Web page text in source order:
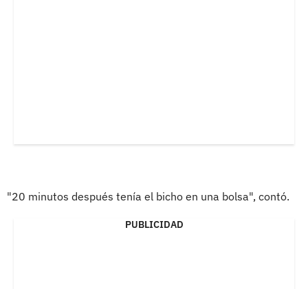
"20 minutos después tenía el bicho en una bolsa", contó.
PUBLICIDAD